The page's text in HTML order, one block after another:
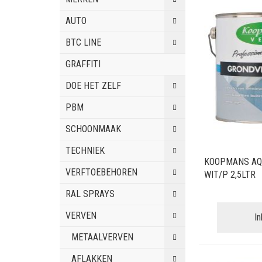
KOOPMANS
WIT/P 2,5LTR
AUTO
BTC LINE
GRAFFITI
DOE HET ZELF
PBM
SCHOONMAAK
TECHNIEK
VERFTOEBEHOREN
RAL SPRAYS
VERVEN
METAALVERVEN
AFLAKKEN